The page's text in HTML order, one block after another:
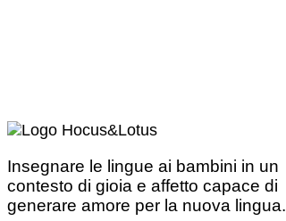
Insegnare le lingue ai bambini in un
contesto di gioia e affetto capace di
generare amore per la nuova lingua.